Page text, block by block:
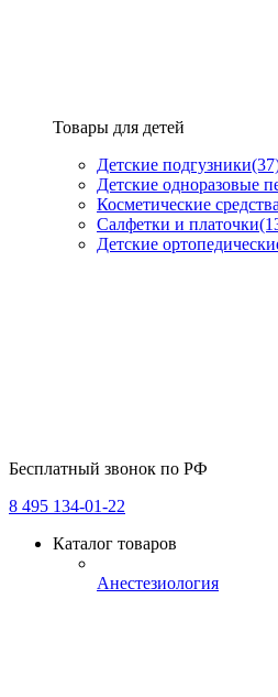
Товары для детей
Детские подгузники
Детские одноразовые
Косметические средства
Салфетки и платочки
Детские
Бесплатный звонок по РФ
8 495 134-01-22
Каталог товаров
Анестезиология